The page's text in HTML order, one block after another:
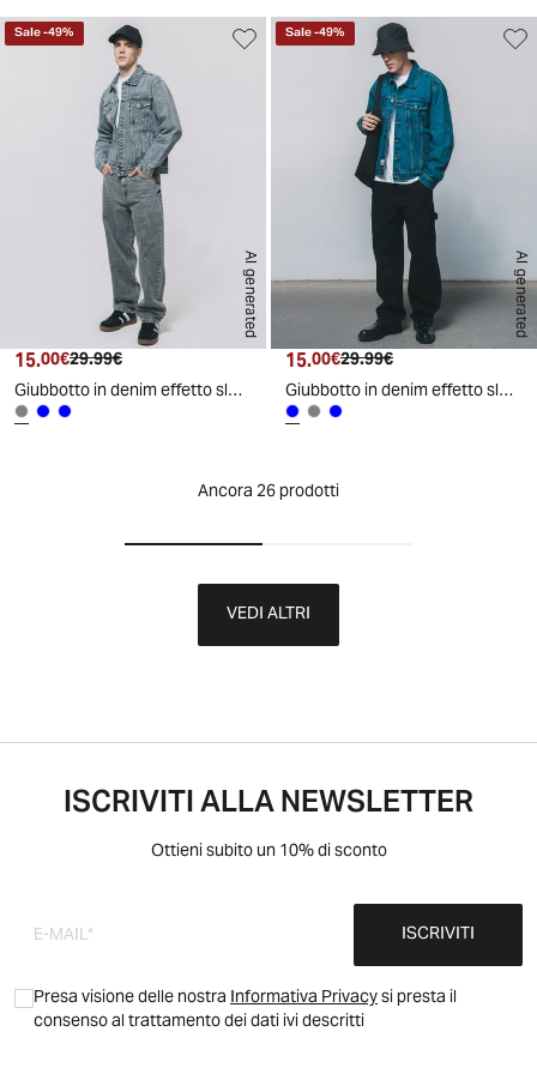
AI generated
Sale-49%
Prezzo attuale
15.00€ Prezzo originale
29.99€
Giubbotto in denim effetto slavato - Grigio
AI generated
Sale-49%
Prezzo attuale
15.00€ Prezzo originale
29.99€
Giubbotto in denim effetto slavato - Denim
Ancora 26 prodotti
VEDI ALTRI
ISCRIVITI ALLA NEWSLETTER
Ottieni subito un 10% di sconto
ISCRIVITI
Presa visione delle nostraInformativa Privacysi presta il
consenso al trattamento dei dati ivi descritti